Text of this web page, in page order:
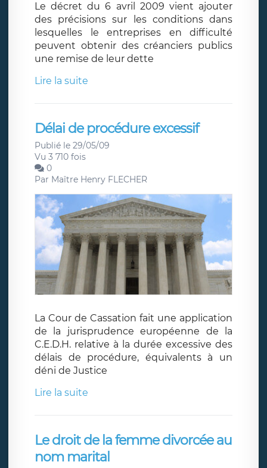
Le décret du 6 avril 2009 vient ajouter
des précisions sur les conditions dans
lesquelles le entreprises en difficulté
peuvent obtenir des créanciers publics
une remise de leur dette
Lire la suite
Délai de procédure excessif
Publié le 29/05/09
Vu 3 710 fois
0
Par Maître Henry FLECHER
La Cour de Cassation fait une application
de la jurisprudence européenne de la
C.E.D.H. relative à la durée excessive des
délais de procédure, équivalents à un
déni de Justice
Lire la suite
Le droit de la femme divorcée au
nom marital